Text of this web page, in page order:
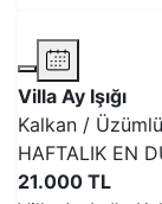
Villa Ay Işığı
Kalkan / Üzümlü
HAFTALIK EN
21.000 TL